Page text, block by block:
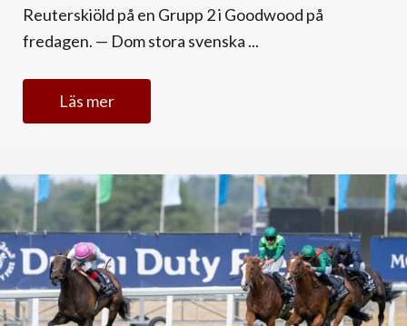
Reuterskiöld på en Grupp 2 i Goodwood på
fredagen. — Dom stora svenska ...
Läs mer